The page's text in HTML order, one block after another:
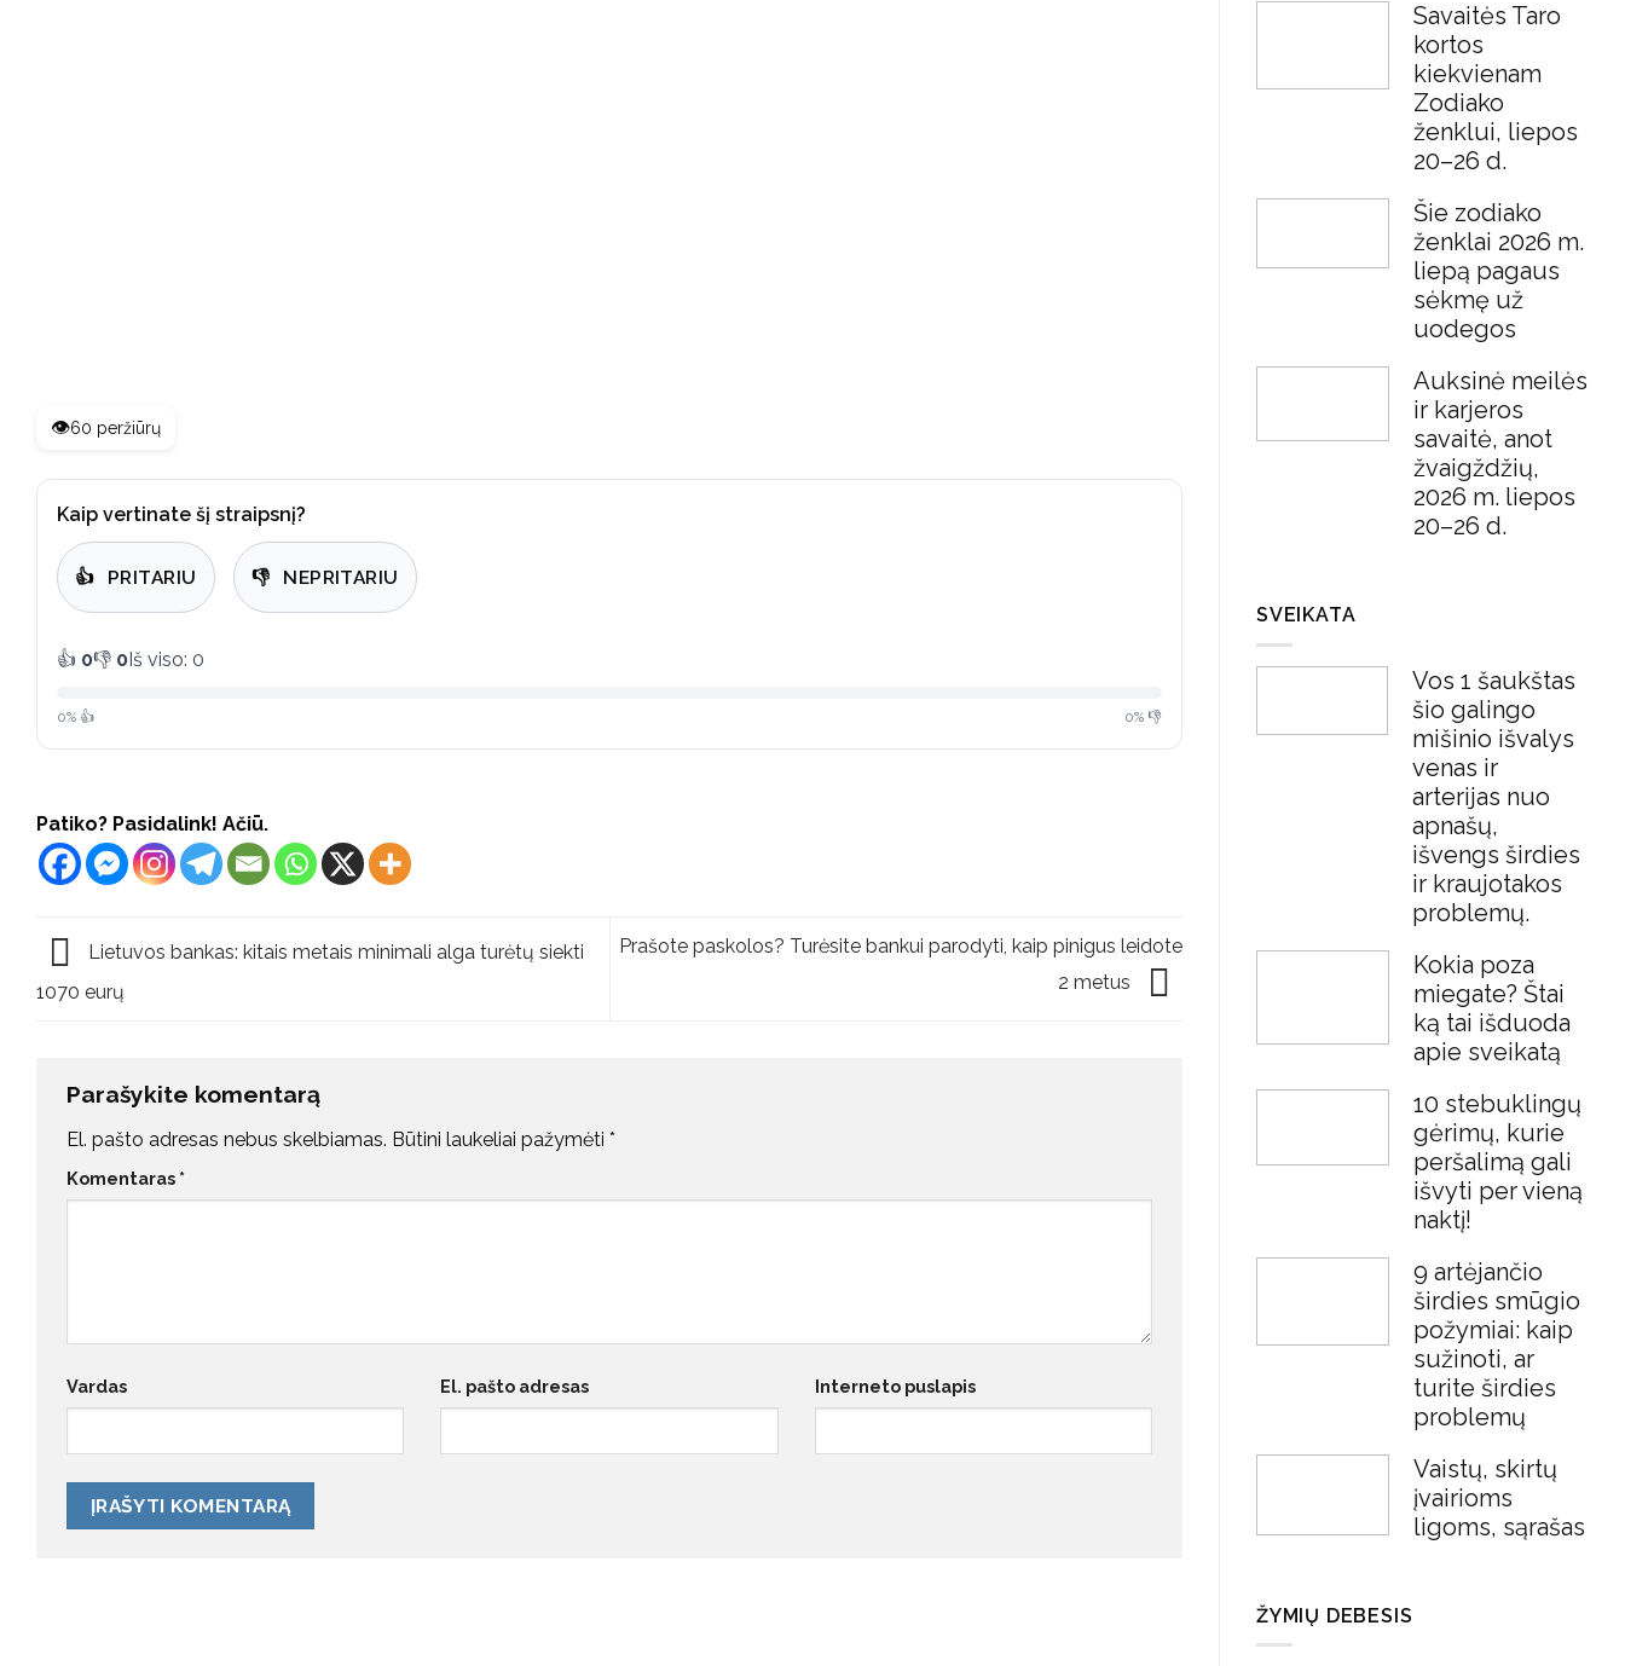
👁️60 peržiūrų
Kaip vertinate šį straipsnį?
👍 PRITARIU 👎 NEPRITARIU
👍 0👎 0Iš viso: 0
0% 👍 0% 👎
Patiko? Pasidalink! Ačiū.
Lietuvos bankas: kitais metais minimali alga turėtų siekti
1070 eurų
Prašote paskolos? Turėsite bankui parodyti, kaip pinigus leidote
2 metus
Parašykite komentarą
El. pašto adresas nebus skelbiamas. Būtini laukeliai pažymėti *
Komentaras *
Vardas El. pašto adresas Interneto puslapis
Savaitės Taro
kortos
kiekvienam
Zodiako
ženklui, liepos
20–26 d.
Šie zodiako
ženklai 2026 m.
liepą pagaus
sėkmę už
uodegos
Auksinė meilės
ir karjeros
savaitė, anot
žvaigždžių,
2026 m. liepos
20–26 d.
SVEIKATA
Vos 1 šaukštas
šio galingo
mišinio išvalys
venas ir
arterijas nuo
apnašų,
išvengs širdies
ir kraujotakos
problemų.
Kokia poza
miegate? Štai
ką tai išduoda
apie sveikatą
10 stebuklingų
gėrimų, kurie
peršalimą gali
išvyti per vieną
naktį!
9 artėjančio
širdies smūgio
požymiai: kaip
sužinoti, ar
turite širdies
problemų
Vaistų, skirtų
įvairioms
ligoms, sąrašas
ŽYMIŲ DEBESIS